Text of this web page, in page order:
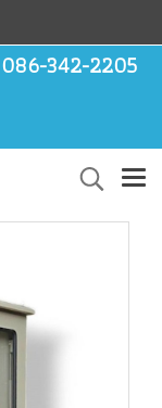
342-2205